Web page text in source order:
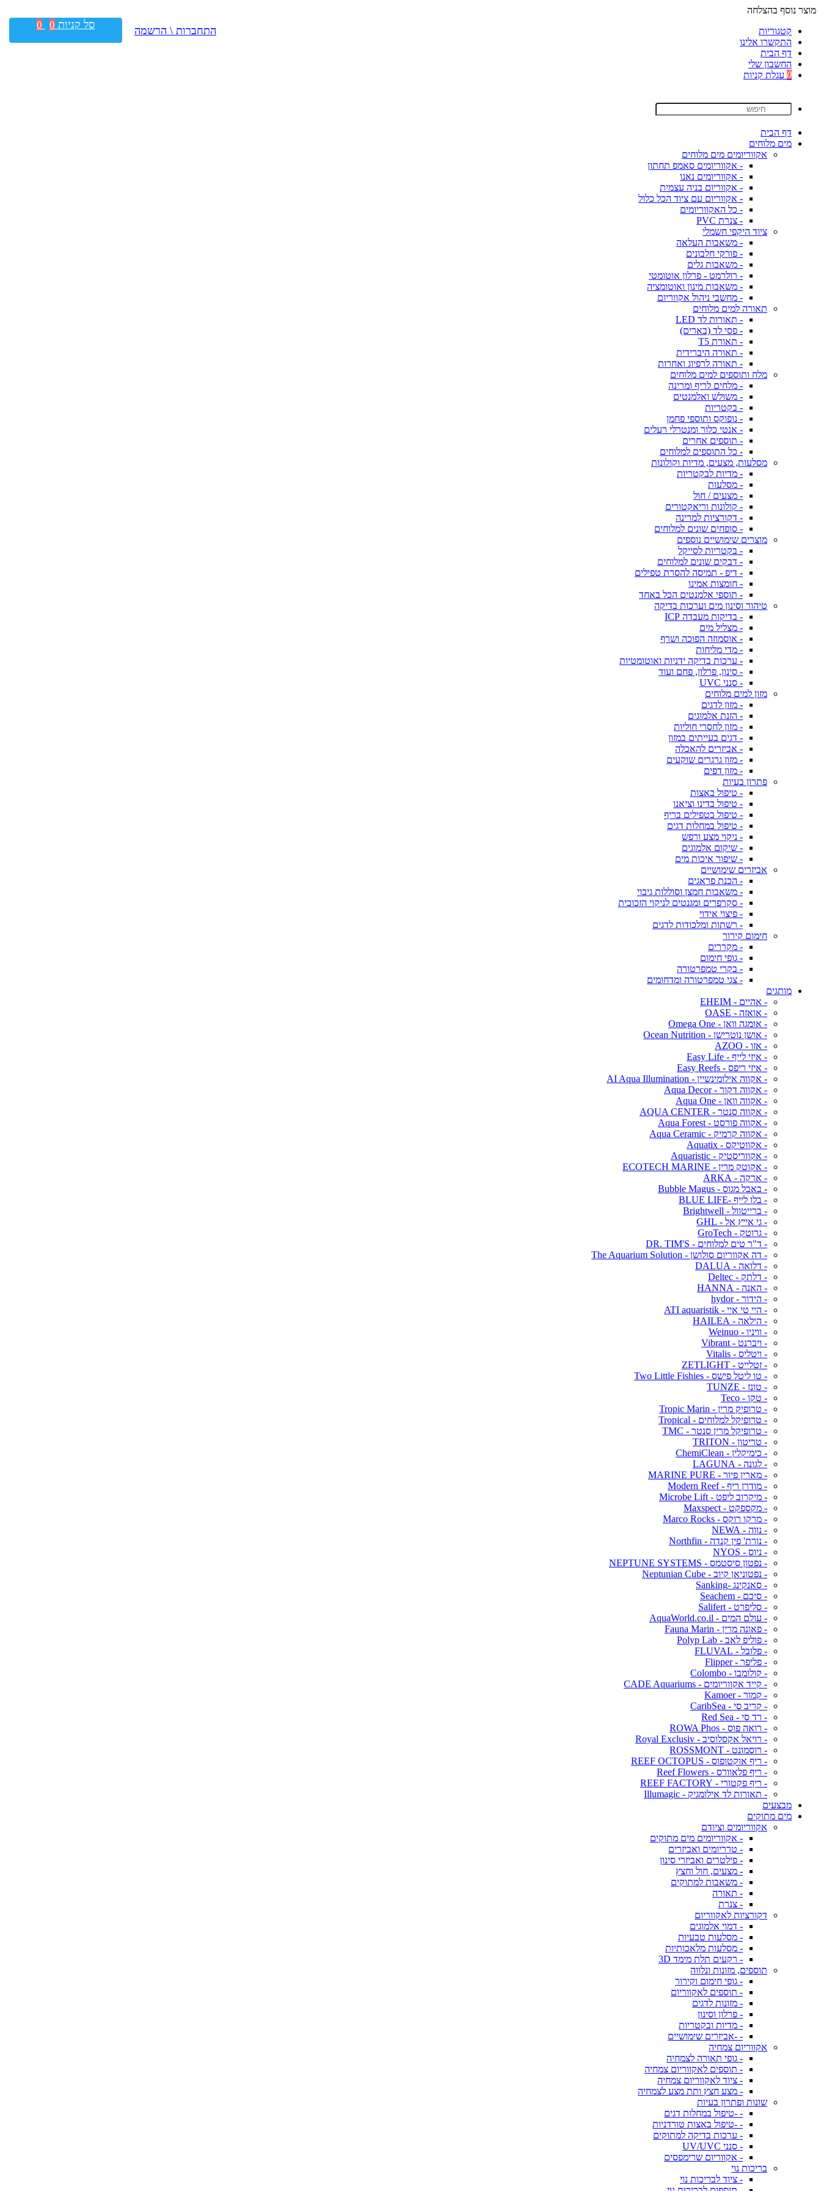
מוצר נוסף בהצלחה
קטגוריות
התקשרו אלינו
דף הבית
החשבון שלי
0 עגלת קניות
דף הבית
מים מלוחים
אקווריומים מים מלוחים
- אקווריומים סאמפ תחתון
- אקווריומים נאנו
- אקווריום בניה עצמית
- אקווריום עם ציוד הכל כלול
- כל האקווריומים
- צנרת PVC
ציוד היקפי חשמלי
- משאבות העלאה
- פורקי חלבונים
- משאבות גלים
- רולרמט - פרלון אוטומטי
- משאבות מינון ואוטומציה
- מחשבי ניהול אקווריום
תאורה למים מלוחים
- תאורות לד LED
- פסי לד (בארים)
- תאורת T5
- תאורה היברידית
- תאורה לרפיוג ואחרות
מלח ותוספים למים מלוחים
- מלחים לריף ומרינה
- משולש ואלמנטים
- בקטריות
- נופוקס ותוספי פחמן
- אנטי כלור ומנטרלי רעלים
- תוספים אחרים
- כל התוספים למלוחים
מסלעות, מצעים, מדיות וקולונות
- מדיות לבקטריות
- מסלעות
- מצעים / חול
- קולונות וריאקטורים
- דקורציות למרינה
- סופחים שונים למלוחים
מוצרים שימושיים נוספים
- בקטריות לסייקל
- דבקים שונים למלוחים
- דיפ - תמיסה להסרת טפילים
- חומצות אמינו
- תוספי אלמנטים הכל באחד
טיהור וסינון מים וערכות בדיקה
- בדיקות מעבדה ICP
- מצליל מים
- אוסמוזה הפוכה ושרף
- מדי מליחות
- ערכות בדיקה ידניות ואוטומטיות
- סינון, פרלון, פחם ועוד
- סנני UVC
מזון למים מלוחים
- מזון לדגים
- הזנת אלמוגים
- מזון לחסרי חוליות
- דגים בעייתים במזון
- אביזרים להאכלה
- מזון גרגרים שוקעים
- מזון דפים
פתרון בעיות
- טיפול באצות
- טיפול בדינו וציאנו
- טיפול בטפילים בריף
- טיפול במחלות דגים
- ניקוי מצע ורפש
- שיקום אלמוגים
- שיפור איכות מים
אביזרים שימושיים
- הכנת פראגים
- משאבות חמצן וסוללות גיבוי
- סקרפרים ומגנטים לניקוי הזכוכית
- פיצוי אידוי
- רשתות ומלכודות לדגים
חימום קירור
- מקררים
- גופי חימום
- בקרי טמפרטורה
- צגי טמפרטורה ומדחומים
מותגים
- אהיים - EHEIM
- אואזה - OASE
- אומגה וואן - Omega One
- אושן נוטרישן - Ocean Nutrition
- אזו - AZOO
- איזי לייף - Easy Life
- איזי ריפס - Easy Reefs
- אקווה אילומינשיין - AI Aqua Illumination
- אקווה דקור - Aqua Decor
- אקווה וואן - Aqua One
- אקווה סנטר - AQUA CENTER
- אקווה פורסט - Aqua Forest
- אקווה קרמיק - Aqua Ceramic
- אקווטיקס - Aquatix
- אקווריסטיק - Aquaristic
- אקוטק מרין - ECOTECH MARINE
- ארקה - ARKA
- באבל מגוס - Bubble Magus
- בלו לייף -BLUE LIFE
- ברייטוול - Brightwell
- גי אייץ אל - GHL
- גרוטק - GroTech
- ד"ר טים למלוחים - DR. TIM'S
- דה אקווריום סולושן - The Aquarium Solution
- דלואה - DALUA
- דלתק - Deltec
- האנה - HANNA
- הידור - hydor
- היי טי איי - ATI aquaristik
- הילאה - HAILEA
- וויניו - Weinuo
- ויברנט - Vibrant
- ויטליס - Vitalis
- זטלייט - ZETLIGHT
- טו ליטל פישס - Two Little Fishies
- טונז - TUNZE
- טקו - Teco
- טרופיק מרין - Tropic Marin
- טרופיקל למלוחים - Tropical
- טרופיקל מרין סנטר - TMC
- טריטון - TRITON
- כימיקלין - ChemiClean
- לגונה - LAGUNA
- מארין פיור - MARINE PURE
- מודרן ריף - Modern Reef
- מיקרוב ליפט - Microbe Lift
- מקספקט - Maxspect
- מרקו רוקס - Marco Rocks
- נווה - NEWA
- נורת' פין קנדה - Northfin
- ניוס - NYOS
- נפטון סיסטמס - NEPTUNE SYSTEMS
- נפטוניאן קיוב - Neptunian Cube
- סאנקינג -Sanking
- סיכם - Seachem
- סליפרט - Salifert
- עולם המים - AquaWorld.co.il
- פאונה מרין - Fauna Marin
- פוליפ לאב - Polyp Lab
- פלובל - FLUVAL
- פליפר - Flipper
- קולומבו - Colombo
- קייד אקווריומים - CADE Aquariums
- קמור - Kamoer
- קריב סי - CaribSea
- רד סי - Red Sea
- רואה פוס - ROWA Phos
- רויאל אקסלוסיב - Royal Exclusiv
- רוסמונט - ROSSMONT
- ריף אוקטופוס - REEF OCTOPUS
- ריף פלאוורס - Reef Flowers
- ריף פקטורי - REEF FACTORY
- תאורות לד אילומגיק - Illumagic
מבצעים
מים מתוקים
אקווריומים וציודם
- אקווריומים מים מתוקים
- טרריומים ואביזרים
- פילטרים ואביזרי סינון
- מצעים, חול וחצץ
- משאבות למתוקים
- תאורה
- צנרת
דקורציות לאקווריום
- דמוי אלמוגים
- מסלעות טבעיות
- מסלעות מלאכותיות
- רקעים תלת מימד 3D
תוספים, מזונות ונלווה
- גופי חימום וקירור
- תוספים לאקווריום
- מזונות לדגים
- פרלון וסינון
- מדיות ובקטריות
- -אביזרים שימושיים
אקווריום צמחיה
- גופי תאורה לצמחיה
- תוספים לאקווריום צמחיה
- ציוד לאקווריום צמחיה
- מצע חצץ ותת מצע לצמחיה
שונות ופתרון בעיות
- -טיפול במחלות דגים
- -טיפול באצות טורדניות
- ערכות בדיקה למתוקים
- סנני UV/UVC
- אקווריום שרימפסים
בריכות נוי
- ציוד לבריכות נוי
התחברות \ הרשמה סל קניות 0
0